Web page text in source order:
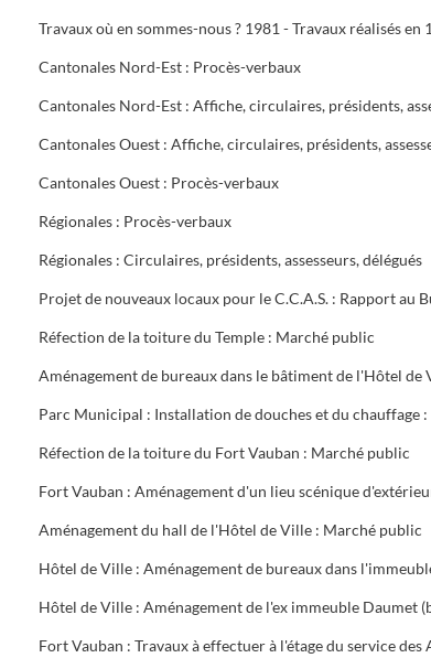
Cantonales Nord-Est : Procès-verbaux
Cantonales Ouest : Procès-verbaux
Régionales : Procès-verbaux
Régionales : Circulaires, présidents, assesseurs, délégués
Réfection de la toiture du Temple : Marché public
Réfection de la toiture du Fort Vauban : Marché public
Aménagement du hall de l'Hôtel de Ville : Marché public